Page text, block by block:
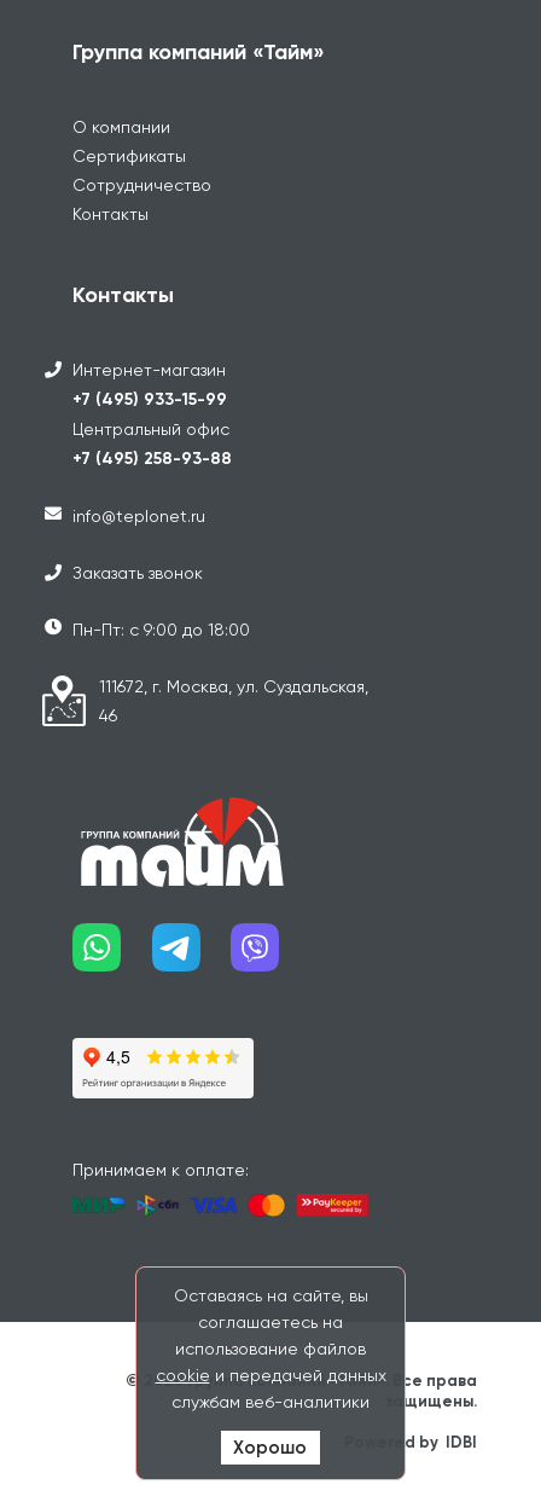
Группа компаний «Тайм»
О компании
Сертификаты
Сотрудничество
Контакты
Контакты
Интернет-магазин
+7 (495) 933-15-99
Центральный офис
+7 (495) 258-93-88
info@teplonet.ru
Заказать звонок
Пн-Пт: с 9:00 до 18:00
111672, г. Москва, ул. Суздальская,
46
Принимаем к оплате:
© 2026 Группа компаний «Тайм». Все права
защищены.
                    Powered by
IDBI
Оставаясь на сайте, вы
соглашаетесь на
использование файлов
cookie и передачей данных
службам веб-аналитики
Хорошо